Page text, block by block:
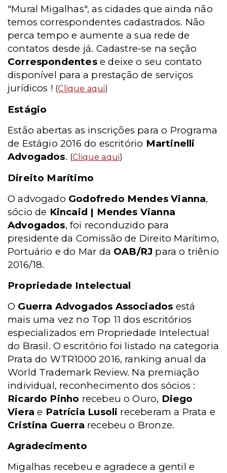
"Mural Migalhas", as cidades que ainda não
temos correspondentes cadastrados. Não
perca tempo e aumente a sua rede de
contatos desde já. Cadastre-se na seção
Correspondentese deixe o seu contato
disponível para a prestação de serviços
jurídicos ! (Clique aqui)
Estágio
Estão abertas as inscrições para o Programa
de Estágio 2016 do escritório Martinelli
Advogados. (Clique aqui)
Direito Marítimo
O advogado Godofredo Mendes Vianna,
sócio de Kincaid | Mendes Vianna
Advogados, foi reconduzido para
presidente da Comissão de Direito Marítimo,
Portuário e do Mar da OAB/RJ para o triênio
2016/18.
Propriedade Intelectual
O Guerra Advogados Associados está
mais uma vez no Top 11 dos escritórios
especializados em Propriedade Intelectual
do Brasil. O escritório foi listado na categoria
Prata do WTR1000 2016, ranking anual da
World Trademark Review. Na premiação
individual, reconhecimento dos sócios :
Ricardo Pinho recebeu o Ouro, Diego
Viera e Patrícia Lusoli receberam a Prata e
Cristina Guerra recebeu o Bronze.
Agradecimento
Migalhas recebeu e agradece a gentil e